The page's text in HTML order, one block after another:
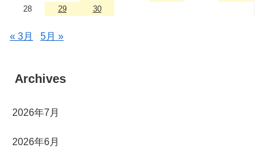
28
29 30
« 3月 5月 »
Archives
2026年7月
2026年6月